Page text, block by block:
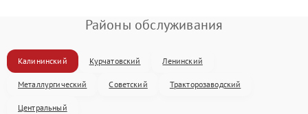
Районы обслуживания
Калининский Курчатовский Ленинский
Металлургический Советский Тракторозаводский
Центральный